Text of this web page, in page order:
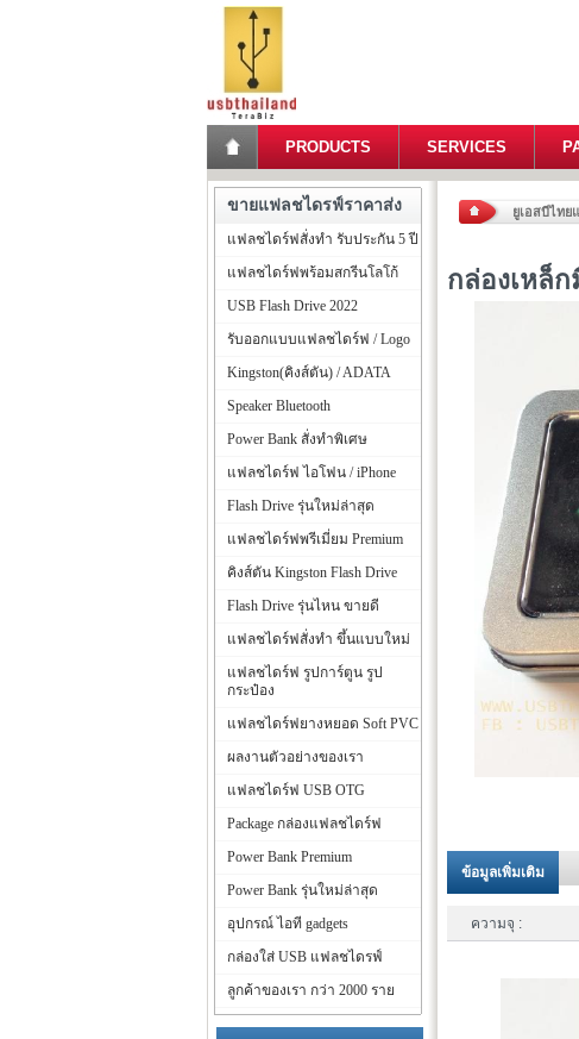
PRODUCTS SERVICES
ยูเอสบีไทย
กล่องเหล็
ข้อมูลเพิ่มเติม
ความจุ :
ขายแฟลชไดรฟ์ราคาส่ง
แฟลชไดร์ฟสั่งทำ รับประกัน 5 ปี
แฟลชไดร์ฟพร้อมสกรีนโลโก้
USB Flash Drive 2022
รับออกแบบแฟลชไดร์ฟ / Logo
Kingston(คิงส์ตัน) / ADATA
Speaker Bluetooth
Power Bank สั่งทำพิเศษ
แฟลชไดร์ฟ ไอโฟน / iPhone
Flash Drive รุ่นใหม่ล่าสุด
แฟลชไดร์ฟพรีเมี่ยม Premium
คิงส์ตัน Kingston Flash Drive
Flash Drive รุ่นไหน ขายดี
แฟลชไดร์ฟสั่งทำ ขึ้นแบบใหม่
แฟลชไดร์ฟ รูปการ์ตูน รูป
กระป๋อง
แฟลชไดร์ฟยางหยอด Soft PVC
ผลงานตัวอย่างของเรา
แฟลชไดร์ฟ USB OTG
Package กล่องแฟลชไดร์ฟ
Power Bank Premium
Power Bank รุ่นใหม่ล่าสุด
อุปกรณ์ ไอที gadgets
กล่องใส่ USB แฟลชไดรฟ์
ลูกค้าของเรา กว่า 2000 ราย